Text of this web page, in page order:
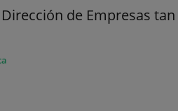
de Empresas tan